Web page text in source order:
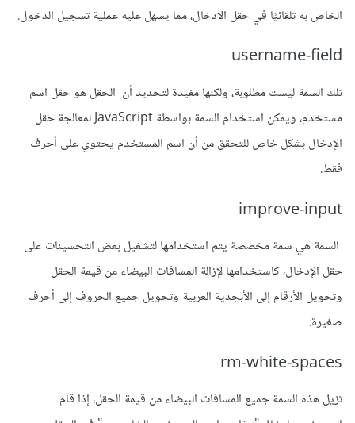
الخاص به تلقائيًا في حقل الادخال، مما يسهل عليه عملية تسجيل الدخول.
username-field
تلك السمة ليست مطلوبة، ولكنها مفيدة لتحديد أن الحقل هو حقل اسم
مستخدم، ويمكن استخدام السمة بواسطة JavaScript لمعالجة حقل
الإدخال بشكل خاص للتحقق من أن اسم المستخدم يحتوي على أحرف
فقط.
improve-input
السمة هي سمة مخصصة يتم استخدامها لتشغيل بعض التحسينات على
حقل الإدخال، كاستخدامها لإزالة المسافات البيضاء من قيمة الحقل
وتحويل الأرقام إلى الأبجدية العربية وتحويل جميع الحروف إلى أحرف
صغيرة.
rm-white-spaces
تزيل هذه السمة جميع المسافات البيضاء من قيمة الحقل، إذا قام